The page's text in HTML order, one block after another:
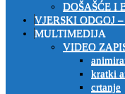
DOŠAŠĆE I
VJERSKI ODGOJ
MULTIMEDIJA
VIDEO
kratki
crtanje